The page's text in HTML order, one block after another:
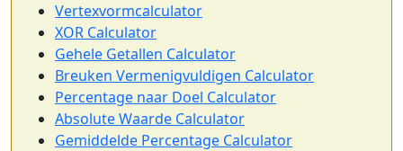
Vertexvormcalculator
XOR Calculator
Gehele Getallen Calculator
Breuken Vermenigvuldigen Calculator
Percentage naar Doel Calculator
Absolute Waarde Calculator
Gemiddelde Percentage Calculator